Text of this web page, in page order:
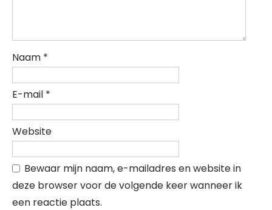
Naam *
E-mail *
Website
Bewaar mijn naam, e-mailadres en website in
deze browser voor de volgende keer wanneer ik
een reactie plaats.